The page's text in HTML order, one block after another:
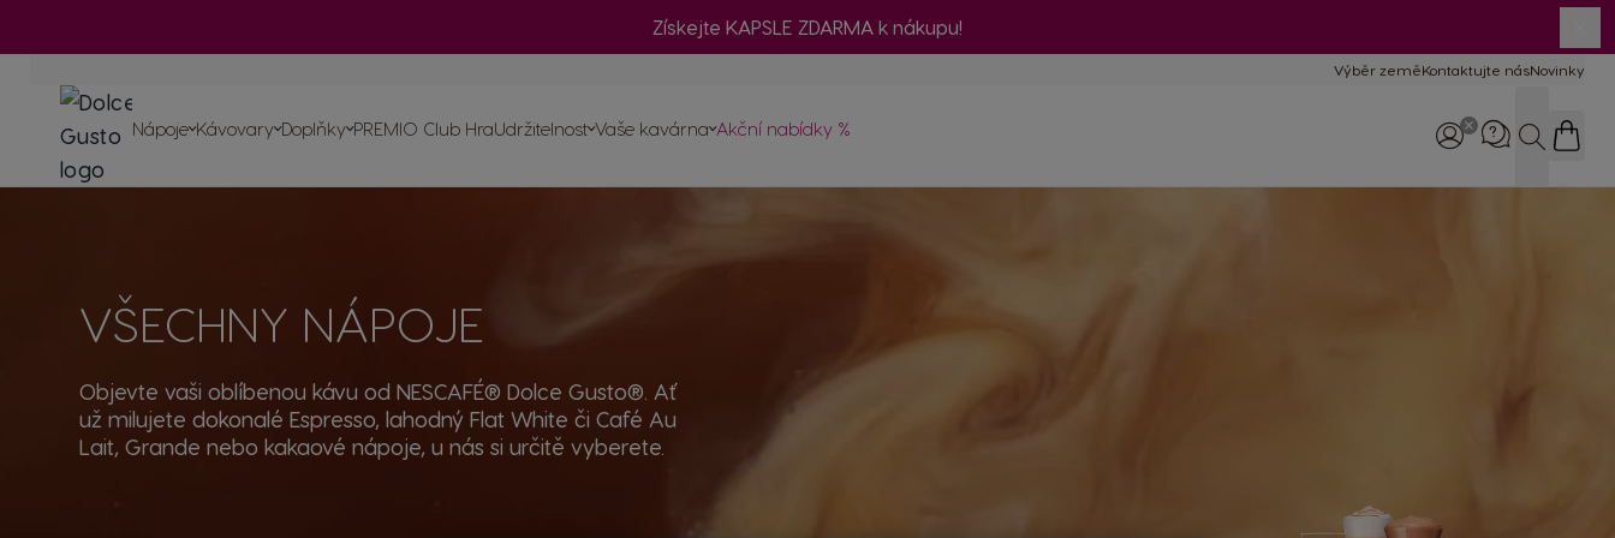
Získejte KAPSLE ZDARMA k nákupu!
Výběr zeměKontaktujte násNovinky
Nápoje Kávovary
kávovarů
Doplňky PREMIO Club HraUdržitelnost Vaše kavárna Akční nabídky % Hledat
VŠECHNY NÁPOJE
Objevte vaši oblíbenou kávu od NESCAFÉ® Dolce Gusto®. Ať
už milujete dokonalé Espresso, lahodný Flat White či Café Au
Lait, Grande nebo kakaové nápoje, u nás si určitě vyberete.